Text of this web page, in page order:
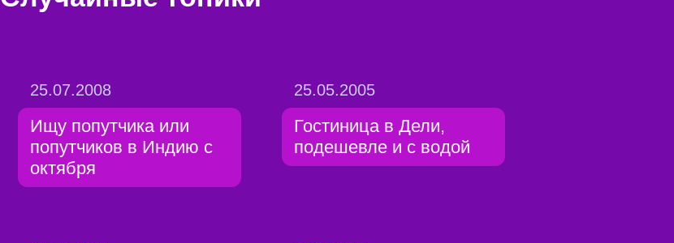
25.07.2008
Ищу попутчика или
попутчиков в Индию с
октября
25.05.2005
Гостиница в Дели,
подешевле и с водой